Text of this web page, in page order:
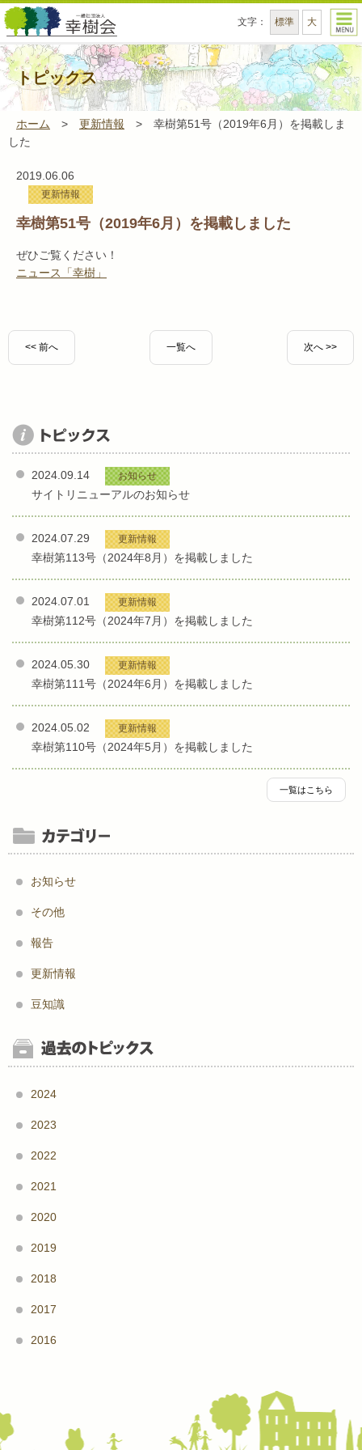
文字 ： 標準 大
トピックス
ホーム > 更新情報 >
幸樹第51号（2019年6月）を掲載しま
した
2019.06.06
更新情報
幸樹第51号（2019年6月）を掲載しました
ぜひご覧ください！
ニュース「幸樹」
<< 前へ 一覧へ 次へ >>
2024.09.14 お知らせ
サイトリニューアルのお知らせ
2024.07.29 更新情報
幸樹第113号（2024年8月）を掲載しました
2024.07.01 更新情報
幸樹第112号（2024年7月）を掲載しました
2024.05.30 更新情報
幸樹第111号（2024年6月）を掲載しました
2024.05.02 更新情報
幸樹第110号（2024年5月）を掲載しました
一覧はこちら
お知らせ
その他
報告
更新情報
豆知識
2024
2023
2022
2021
2020
2019
2018
2017
2016